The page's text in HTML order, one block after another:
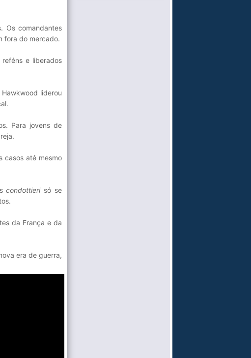
Os comandantes
fora do mercado.
e liberados
liderou
Para jovens de
casos até mesmo
condottierisó se
da França e da
era de guerra,